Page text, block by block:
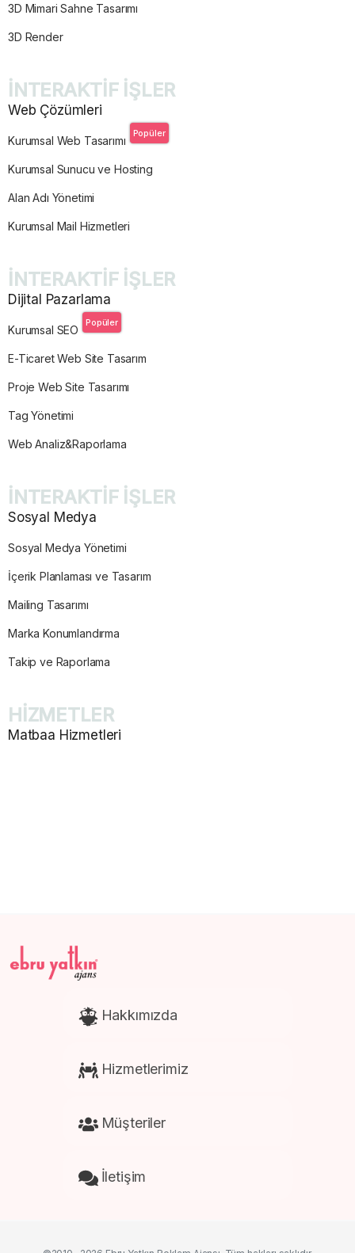
3D Mimari Sahne Tasarımı
3D Render
İNTERAKTİF İŞLER
Web Çözümleri
Kurumsal Web Tasarımı
Popüler
Kurumsal Sunucu ve Hosting
Alan Adı Yönetimi
Kurumsal Mail Hizmetleri
İNTERAKTİF İŞLER
Dijital Pazarlama
Kurumsal SEO
Popüler
E-Ticaret Web Site Tasarım
Proje Web Site Tasarımı
Tag Yönetimi
Web Analiz&Raporlama
İNTERAKTİF İŞLER
Sosyal Medya
Sosyal Medya Yönetimi
İçerik Planlaması ve Tasarım
Mailing Tasarımı
Marka Konumlandırma
Takip ve Raporlama
HİZMETLER
Matbaa Hizmetleri
Hakkımızda
Hizmetlerimiz
Müşteriler
İletişim